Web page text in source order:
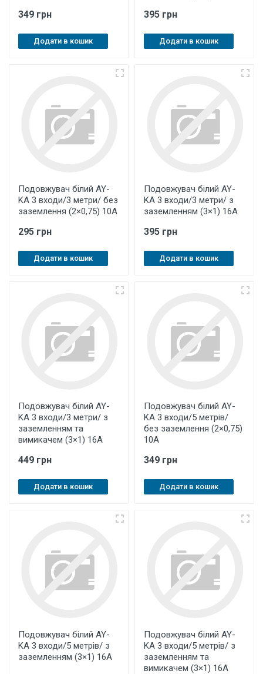
349 грн
Додати в кошик
395 грн
Додати в кошик
Подовжувач білий AY-
KA 3 входи/3 метри/ без
заземлення (2×0,75) 10A
295 грн
Додати в кошик
Подовжувач білий AY-
KA 3 входи/3 метри/ з
заземленням (3×1) 16А
395 грн
Додати в кошик
Подовжувач білий AY-
KA 3 входи/3 метри/ з
заземленням та
вимикачем (3×1) 16А
449 грн
Додати в кошик
Подовжувач білий AY-
KA 3 входи/5 метрів/
без заземлення (2×0,75)
10A
349 грн
Додати в кошик
Подовжувач білий AY-
KA 3 входи/5 метрів/ з
заземленням (3×1) 16А
Подовжувач білий AY-
KA 3 входи/5 метрів/ з
заземленням та
вимикачем (3×1) 16А